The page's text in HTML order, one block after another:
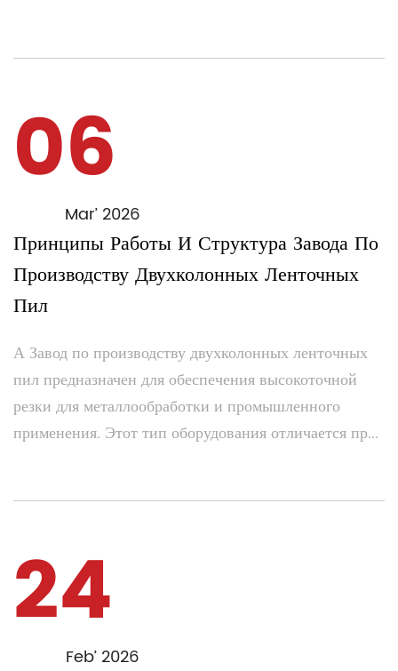
06
Mar’ 2026
Принципы Работы И Структура Завода По
Производству Двухколонных Ленточных
Пил
А Завод по производству двухколонных ленточных
пил предназначен для обеспечения высокоточной
резки для металлообработки и промышленного
применения. Этот тип оборудования отличается пр...
24
Feb’ 2026